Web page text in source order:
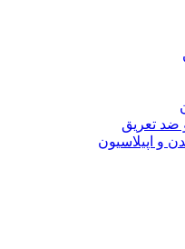
ضد تعریق
و اپیلاسیون